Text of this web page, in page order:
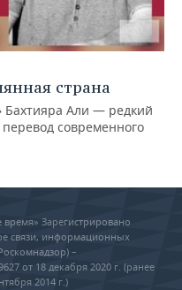
страна
Бахтияра Али — редкий
современного
Зарегистрировано
связи, информационных
–
от 18 декабря 2020 г. (ранее
2014 г.)